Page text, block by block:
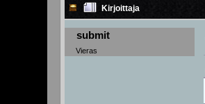
Kirjoittaja
submit
Vieras